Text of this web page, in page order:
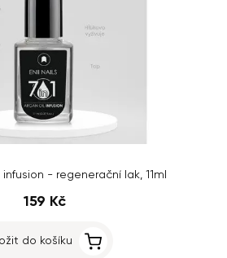
infusion - regenerační lak, 11ml
159 Kč
do košíku